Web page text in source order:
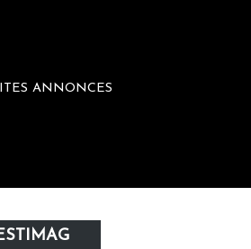
ANNONCES
Tour